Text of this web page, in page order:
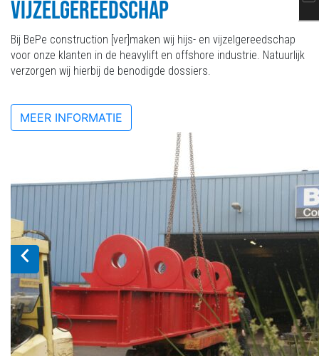
VIJZELGEREEDSCHAP
Bij BePe construction [ver]maken wij hijs- en vijzelgereedschap
voor onze klanten in de heavylift en offshore industrie. Natuurlijk
verzorgen wij hierbij de benodigde dossiers.
MEER INFORMATIE